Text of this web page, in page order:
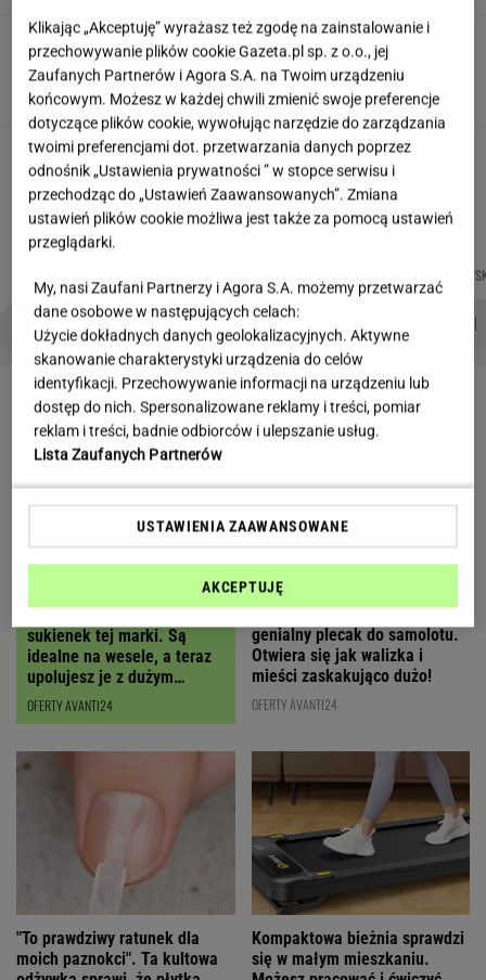
Skłodowska na banknocie?
Zadecydowała interwencja polskiego ministra
SUBSKRYPCJA
Kulisy zmian w "halo tu polsat".
"Cichopek źle wypadła w badaniach"
PROBLEMY POLSKICH SIATKARZY ZNAK Z '30'
LETNIE OKAZJE
sukienek tej marki. Są
idealne na wesele, a teraz
upolujesz je z dużym
RABATEM
OFERTY AVANTI24
Polska marka stworzyła
genialny plecak do samolotu.
Otwiera się jak walizka i
mieści zaskakująco dużo!
OFERTY AVANTI24
"To prawdziwy ratunek dla
moich paznokci". Ta kultowa
Kompaktowa bieżnia sprawdzi
się w małym mieszkaniu.
Klikając „Akceptuję” wyrażasz też zgodę na zainstalowanie i
przechowywanie plików cookie Gazeta.pl sp. z o.o., jej
Zaufanych Partnerów i Agora S.A. na Twoim urządzeniu
końcowym. Możesz w każdej chwili zmienić swoje preferencje
dotyczące plików cookie, wywołując narzędzie do zarządzania
twoimi preferencjami dot. przetwarzania danych poprzez
odnośnik „Ustawienia prywatności ” w stopce serwisu i
przechodząc do „Ustawień Zaawansowanych”. Zmiana
ustawień plików cookie możliwa jest także za pomocą ustawień
przeglądarki.
My, nasi Zaufani Partnerzy i Agora S.A. możemy przetwarzać
dane osobowe w następujących celach:
Użycie dokładnych danych geolokalizacyjnych. Aktywne
skanowanie charakterystyki urządzenia do celów
identyfikacji. Przechowywanie informacji na urządzeniu lub
dostęp do nich. Spersonalizowane reklamy i treści, pomiar
reklam i treści, badnie odbiorców i ulepszanie usług.
Lista Zaufanych Partnerów
USTAWIENIA ZAAWANSOWANE
AKCEPTUJĘ